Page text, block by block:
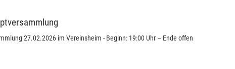
27.02.2026 im Vereinsheim - Beginn: 19:00 Uhr – Ende offen